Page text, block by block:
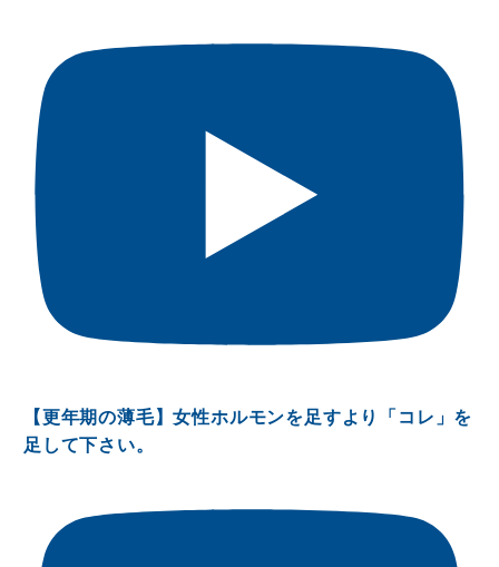
【更年期の薄毛】女性ホルモンを足すより「コレ」を
足して下さい。